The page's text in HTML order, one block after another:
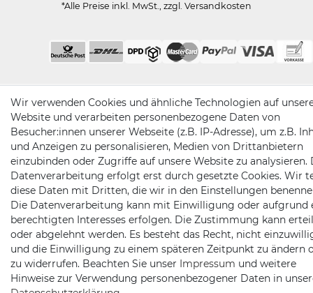
*Alle Preise inkl. MwSt., zzgl. Versandkosten
Wir verwenden Cookies und ähnliche Technologien auf
Website und verarbeiten personenbezogene Daten von
Besucher:innen unserer Webseite (z.B. IP-Adresse), um z.B.
und Anzeigen zu personalisieren, Medien von Drittanbietern
einzubinden oder Zugriffe auf unsere Website zu analysieren.
Datenverarbeitung erfolgt erst durch gesetzte Cookies. Wir
diese Daten mit Dritten, die wir in den Einstellungen
Die Datenverarbeitung kann mit Einwilligung oder aufgrund
berechtigten Interesses erfolgen. Die Zustimmung kann
oder abgelehnt werden. Es besteht das Recht, nicht
und die Einwilligung zu einem späteren Zeitpunkt zu ändern
zu widerrufen. Beachten Sie unser Impressum und weitere
Hinweise zur Verwendung personenbezogener Daten in